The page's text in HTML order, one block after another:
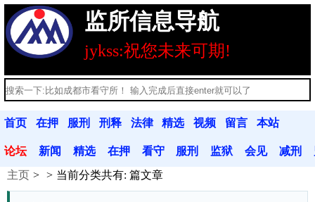
监所信息导航
jykss:祝您未来可期!
首页 在押
人员
服刑
人员
刑释
人员
法律
法规
精选
文章
视频
分享
留言
本
本站
公告
论坛 新闻
动态
精选
文章
在押
人员
看守
联系
服刑 监狱 会见 减刑
主页 当前分类共有: 篇文章